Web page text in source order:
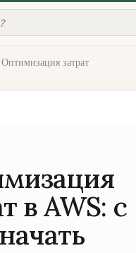
Оптимизация затрат
в AWS: с